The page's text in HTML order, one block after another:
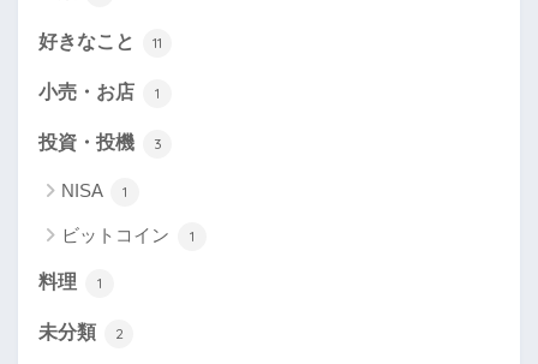
好きなこと 11
小売・お店 1
投資・投機 3
NISA 1
ビットコイン 1
料理 1
未分類 2